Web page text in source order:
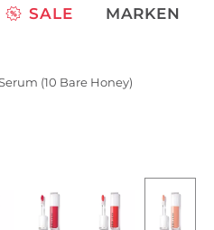
SALE MARKEN
(10 Bare Honey)